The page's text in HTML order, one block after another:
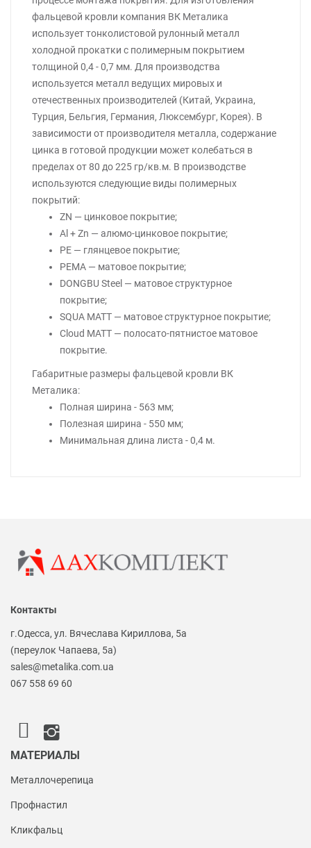
фальцевой кровли компания ВК Металика
использует тонколистовой рулонный металл
холодной прокатки с полимерным покрытием
толщиной 0,4 - 0,7 мм. Для производства
используется металл ведущих мировых и
отечественных производителей (Китай, Украина,
Турция, Бельгия, Германия, Люксембург, Корея). В
зависимости от производителя металла, содержание
цинка в готовой продукции может колебаться в
пределах от 80 до 225 гр/кв.м. В производстве
используются следующие виды полимерных
покрытий:
ZN — цинковое покрытие;
Al + Zn — алюмо-цинковое покрытие;
PE — глянцевое покрытие;
PEMA — матовое покрытие;
DONGBU Steel — матовое структурное
покрытие;
SQUA MATT — матовое структурное покрытие;
Cloud MATT — полосато-пятнистое матовое
покрытие.
Габаритные размеры фальцевой кровли ВК
Металика:
Полная ширина - 563 мм;
Полезная ширина - 550 мм;
Минимальная длина листа - 0,4 м.
Контакты
г.Одесса, ул. Вячеслава Кириллова, 5а
(переулок Чапаева, 5а)
sales@metalika.com.ua
067 558 69 60
МАТЕРИАЛЫ
Металлочерепица
Профнастил
Кликфальц